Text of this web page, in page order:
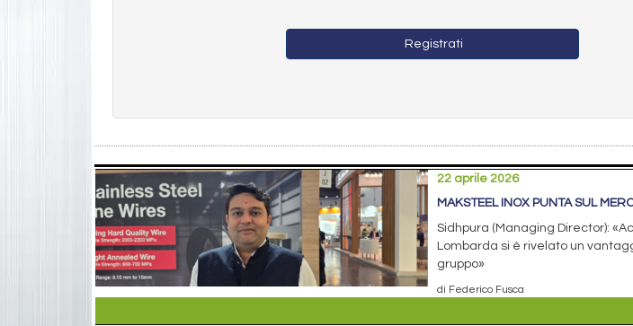
Registrati
22 aprile 2026
MAKSTEEL INOX PUNTA SUL
Sidhpura (Managing Director):
Lombarda si è rivelato un
gruppo»
di Federico Fusca